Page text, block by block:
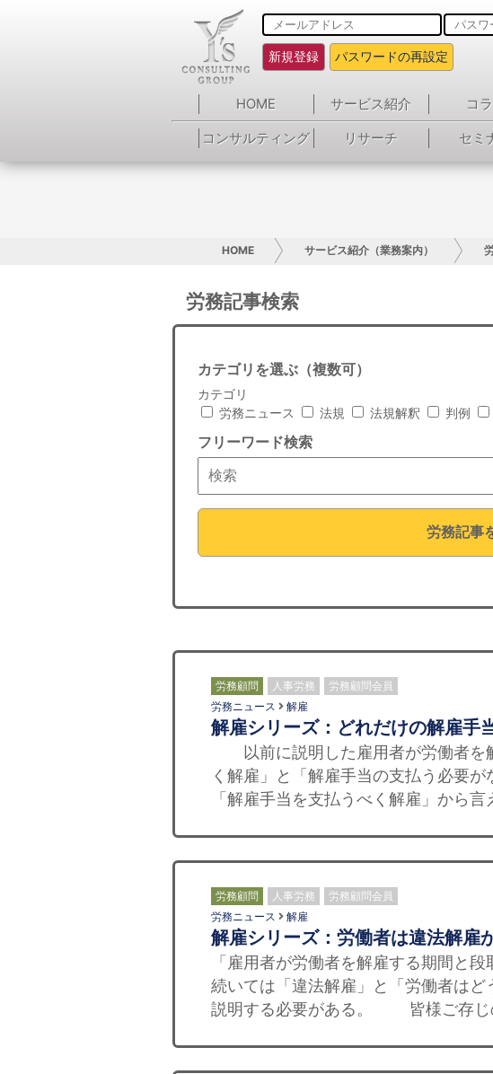
新規登録 パスワードの再設定
HOME サービス紹介 コ
コンサルティング
リサーチ セミ
HOME サービス紹介（業務案内）
労務記事検索
カテゴリを選ぶ（複数可）
カテゴリ
労務ニュース
法規 法規解釈 判例
フリーワード検索
労務記事
労務顧問 人事労務 労務顧問会員
労務ニュース 解雇
解雇シリーズ：どれだけの解雇手
以前に説明した雇用者が労働者を
く解雇」と「解雇手当の支払う必
「解雇手当を支払うべく解雇」から
労務顧問 人事労務 労務顧問会員
労務ニュース 解雇
解雇シリーズ：労働者は違法解雇
「雇用者が労働者を解雇する期間と
続いては「違法解雇」と「労働者は
説明する必要がある。 皆様ご存じ